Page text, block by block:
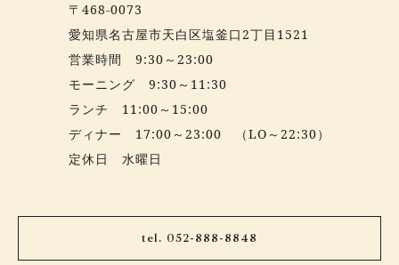
〒468-0073
愛知県名古屋市天白区塩釜口2丁目1521
営業時間 9:30～23:00
モーニング 9:30～11:30
ランチ 11:00～15:00
ディナー 17:00～23:00 （LO～22:30）
定休日 水曜日
tel. 052-888-8848